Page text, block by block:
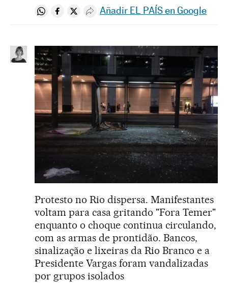
Compartir en Whatsapp
Compartir en Facebook
Compartir en Twitter
Desplegar Redes Sociales
Añadir EL PAÍS en Google
Protesto no Rio dispersa. Manifestantes
voltam para casa gritando "Fora Temer"
enquanto o choque continua circulando,
com as armas de prontidão. Bancos,
sinalização e lixeiras da Rio Branco e a
Presidente Vargas foram vandalizadas
por grupos isolados